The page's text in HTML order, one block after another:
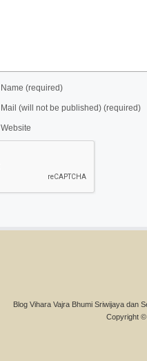
Name (required)
Mail (will not be published) (required)
Website
Blog Vihara Vajra Bhumi Sriwijaya dan
Copyright ©